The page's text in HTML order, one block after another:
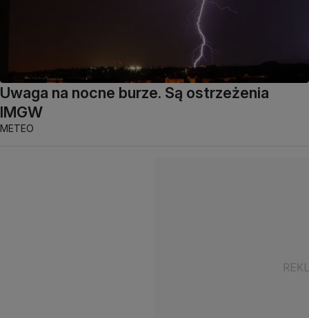
Uwaga na nocne burze. Są ostrzeżenia
IMGW
METEO